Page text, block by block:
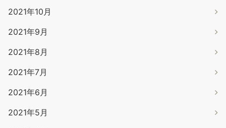
2021年10月
2021年9月
2021年8月
2021年7月
2021年6月
2021年5月